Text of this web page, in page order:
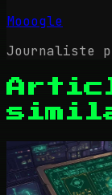
Mooogle
Journaliste